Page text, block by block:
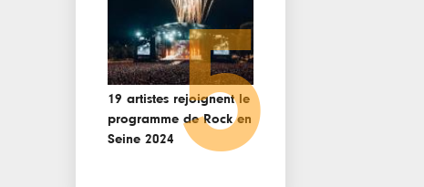
19 artistes rejoignent le
programme de Rock en
Seine 2024 5